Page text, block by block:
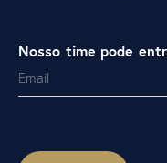
Nosso time pode